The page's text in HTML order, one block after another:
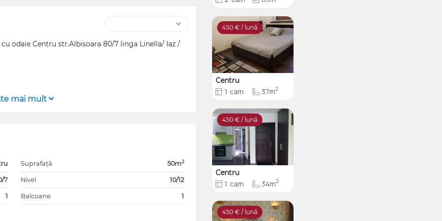
odaie Centru str.Albisoara 80/7 linga Linella/ Iaz /
mai mult
7
1
Suprafață 50m2
Nivel 10/12
Balcoane 1
450 € / lună
Centru
1 cam 37m2
450 € / lună
Centru
1 cam 34m2
450 € / lună